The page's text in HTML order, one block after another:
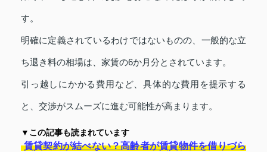
す。
明確に定義されているわけではないものの、一般的な立
ち退き料の相場は、家賃の6か月分とされています。
引っ越しにかかる費用など、具体的な費用を提示する
と、交渉がスムーズに進む可能性が高まります。
▼この記事も読まれています
賃貸契約が結べない？高齢者が賃貸物件を借りづら